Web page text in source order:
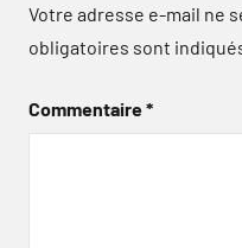
Votre adresse e-mail ne
obligatoires sont
Commentaire*